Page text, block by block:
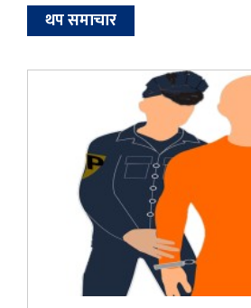
थप समाचार